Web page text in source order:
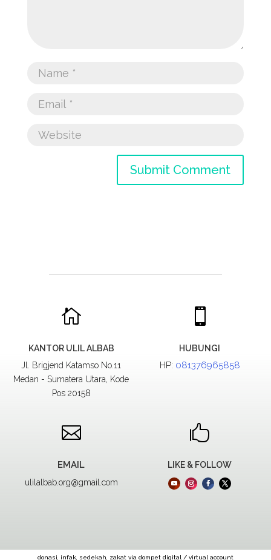
Submit Comment

KANTOR ULIL ALBAB
Jl. Brigjend Katamso No.11
Medan - Sumatera Utara, Kode
Pos 20158

HUBUNGI
HP: 081376965858

EMAIL
ulilalbab.org@gmail.com

LIKE & FOLLOW
donasi, infak, sedekah, zakat via dompet digital / virtual account